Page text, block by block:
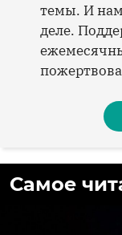
темы. И
деле.
Самое